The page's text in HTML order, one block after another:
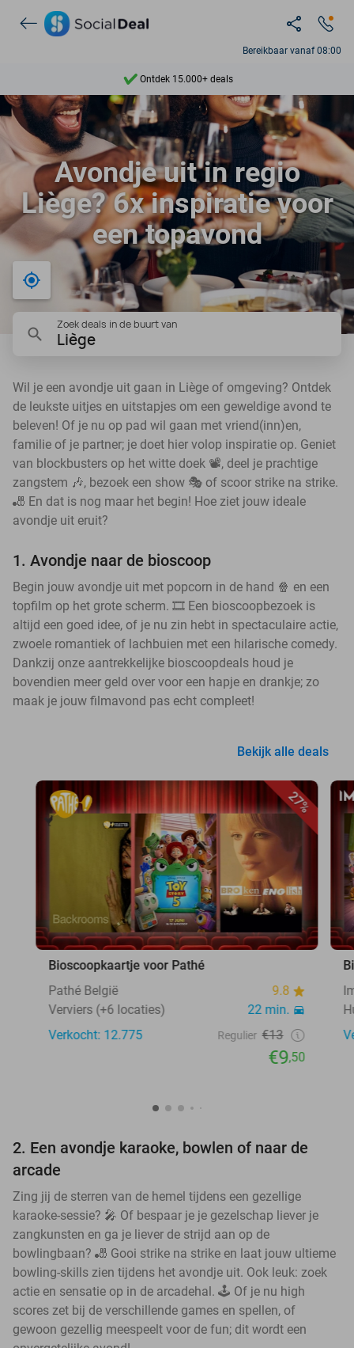
Bereikbaar vanaf 08:00
Ontdek 15.000+ deals
7 dagen per week beschikbaar
10+ miljoen leden
9,4
Ontdek 15.000+ deals
Avondje uit in regio
Liège? 6x inspiratie voor
een topavond
Bij mij in de buurt
Zoek deals in de buurt van
Liège
Wil je een avondje uit gaan in Liège of omgeving? Ontdek
de leukste uitjes en uitstapjes om een geweldige avond te
beleven! Of je nu op pad wil gaan met vriend(inn)en,
familie of je partner; je doet hier volop inspiratie op. Geniet
van blockbusters op het witte doek 📽️, deel je prachtige
zangstem 🎶, bezoek een show 🎭 of scoor strike na strike.
🎳 En dat is nog maar het begin! Hoe ziet jouw ideale
avondje uit eruit?
1. Avondje naar de bioscoop
Begin jouw avondje uit met popcorn in de hand 🍿 en een
topfilm op het grote scherm. 🎞️ Een bioscoopbezoek is
altijd een goed idee, of je nu zin hebt in spectaculaire actie,
zwoele romantiek of lachbuien met een hilarische comedy.
Dankzij onze aantrekkelijke bioscoopdeals houd je
bovendien meer geld over voor een hapje en drankje; zo
maak je jouw filmavond pas echt compleet!
Bekijk alle deals
27%
Bioscoopkaartje voor Pathé
Pathé België
9.8
Verviers (+6 locaties)
22 min.
Verkocht: 12.775
Regulier €13
€9,50
2. Een avondje karaoke, bowlen of naar de
arcade
Zing jij de sterren van de hemel tijdens een gezellige
karaoke-sessie? 🎤 Of bespaar je je gezelschap liever je
zangkunsten en ga je liever de strijd aan op de
bowlingbaan? 🎳 Gooi strike na strike en laat jouw ultieme
bowling-skills zien tijdens het avondje uit. Ook leuk: zoek
actie en sensatie op in de arcadehal. 🕹️ Of je nu high
scores zet bij de verschillende games en spellen, of
gewoon gezellig meespeelt voor de fun; dit wordt een